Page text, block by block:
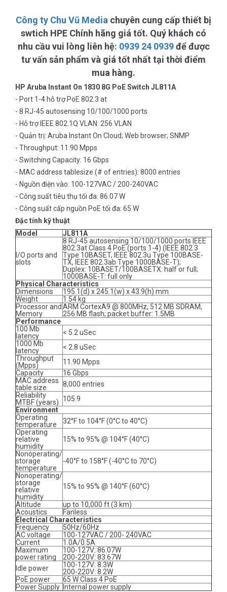
Công ty Chu Vũ Media chuyên cung cấp thiết bị
swtich HPE Chính hãng giá tốt. Quý khách có
nhu cầu vui lòng liên hệ: 0939 24 0939 để được
tư vấn sản phẩm và giá tốt nhất tại thời điểm
mua hàng.
HP Aruba Instant On 1830 8G PoE Switch JL811A
- Port 1-4 hỗ trợ PoE 802.3 at
- 8 RJ-45 autosensing 10/100/1000 ports
- Hỗ trợ IEEE 802.1Q VLAN: 256 VLAN
- Quản trị: Aruba Instant On Cloud; Web browser; SNMP
- Throughput: 11.90 Mpps
- Switching Capacity: 16 Gbps
- MAC address tablesize (# of entries): 8000 entries
- Nguồn điện vào: 100-127VAC / 200-240VAC
- Công suất tiêu thụ tối đa: 86.07 W
- Công suất cấp nguồn PoE tối đa: 65 W
Đặc tính kỹ thuật
Model
JL811A
I/O ports and
slots
8 RJ-45 autosensing 10/100/1000 ports IEEE
802.3at Class 4 PoE (ports 1-4) (IEEE 802.3
Type 10BASET, IEEE 802.3u Type 100BASE-
TX, IEEE 802.3ab Type 1000BASE-T);
Duplex: 10BASET/100BASETX: half or full;
1000BASE-T: full only
Physical Characteristics
Dimensions
195.1(d) x 245.1(w) x 43.9(h) mm
Weight
1.54 kg
Processor and
Memory
ARM CortexA9 @ 800MHz, 512 MB SDRAM,
256 MB flash; packet buffer: 1.5MB
Performance
100 Mb
latency
< 5.2 uSec
1000 Mb
latency
< 2.8 uSec
Throughput
(Mpps)
11.90 Mpps
Capacity
16 Gbps
MAC address
table size
8,000 entries
Reliability
MTBF (years)
105.9
Environment
Operating
temperature
32°F to 104°F (0°C to 40°C)
Operating
relative
humidity
15% to 95% @ 104°F (40°C)
Nonoperating/
storage
temperature
-40°F to 158°F (-40°C to 70°C)
Nonoperating/
storage
relative
humidity
15% to 95% @ 140°F (60°C)
Altitude
up to 10,000 ft (3 km)
Acoustics
Fanless
Electrical Characteristics
Frequency
50Hz/60Hz
AC voltage
100-127VAC / 200- 240VAC
Current
1.0A/0.5A
Maximum
power rating
100-127V: 86.07W
200-220V: 83.67W
Idle power
100-127V: 8.3W
200-220V: 8.2W
PoE power
65 W Class 4 PoE
Power Supply Internal power supply